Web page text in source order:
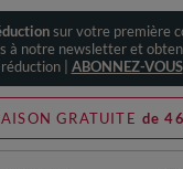
sur votre première
à notre newsletter et
réduction | ABONNEZ-VOUS
GRATUITE de